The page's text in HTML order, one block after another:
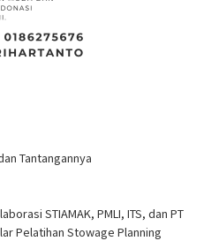
Tantangannya
STIAMAK, PMLI, ITS, dan PT
Pelatihan Stowage Planning